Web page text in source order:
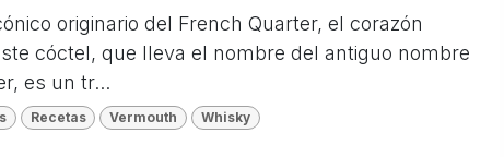
originario del French Quarter, el corazón
cóctel, que lleva el nombre del antiguo nombre
es un tr...
Recetas Vermouth Whisky